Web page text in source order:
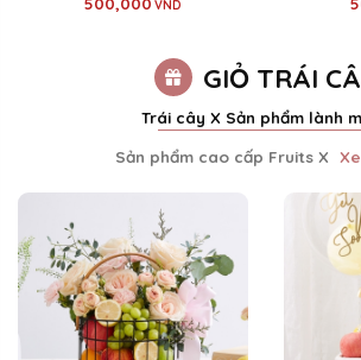
VND
GIỎ TRÁI
Trái cây X Sản phẩm lành
Sản phẩm cao cấp Fruits X